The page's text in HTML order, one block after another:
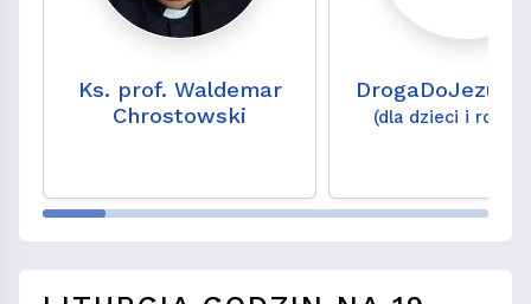
Ks. prof. Waldemar
Chrostowski
(dla dzieci i